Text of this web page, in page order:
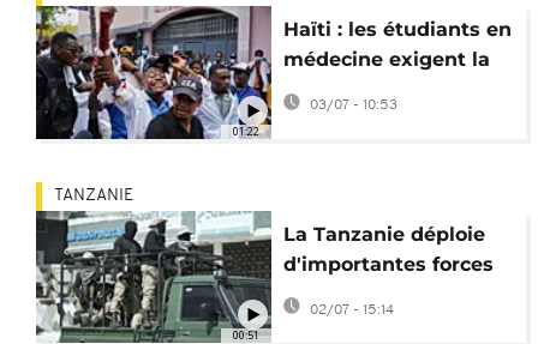
01:22
Haïti : les étudiants en
médecine exigent la
réouverture de
03/07 - 10:53
00:51
TANZANIE
La Tanzanie déploie
d'importantes forces
de sécurité à Dar es
Salaam
02/07 - 15:14